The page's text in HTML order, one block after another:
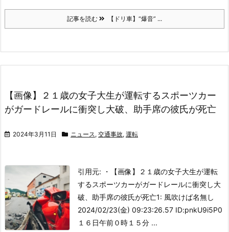
記事を読む 【ドリ車】“爆音” ...
【画像】２１歳の女子大生が運転するスポーツカー
がガードレールに衝突し大破、助手席の彼氏が死亡
2024年3月11日 ニュース, 交通事故, 運転
引用元: ・【画像】２１歳の女子大生が運転
するスポーツカーがガードレールに衝突し大
破、助手席の彼氏が死亡1: 風吹けば名無し
2024/02/23(金) 09:23:26.57 ID:pnkU9i5P0
１６日午前０時１５分 ...